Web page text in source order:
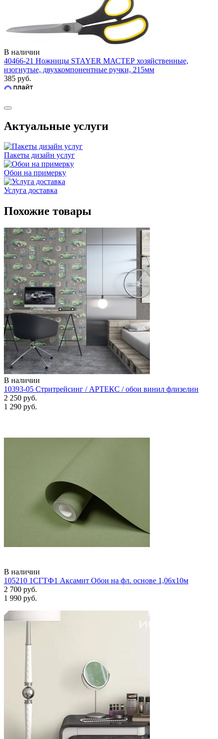
В наличии
40466-21 Ножницы STAYER МАСТЕР хозяйственные,
изогнутые, двухкомпонентные ручки, 215мм
385 руб.
Актуальные услуги
Пакеты дизайн услуг
Обои на примерку
Услуга доставка
Похожие товары
В наличии
10393-05 Стритрейсинг / АРТЕКС / обои винил флизелин
2 250 руб.
1 290 руб.
В наличии
105210 1СГТФ1 Аксамит Обои на фл. основе 1,06х10м
2 700 руб.
1 990 руб.